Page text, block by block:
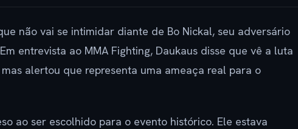
não vai se intimidar diante de Bo Nickal, seu adversário
entrevista ao MMA Fighting, Daukaus disse que vê a luta
alertou que representa uma ameaça real para o
ao ser escolhido para o evento histórico. Ele estava